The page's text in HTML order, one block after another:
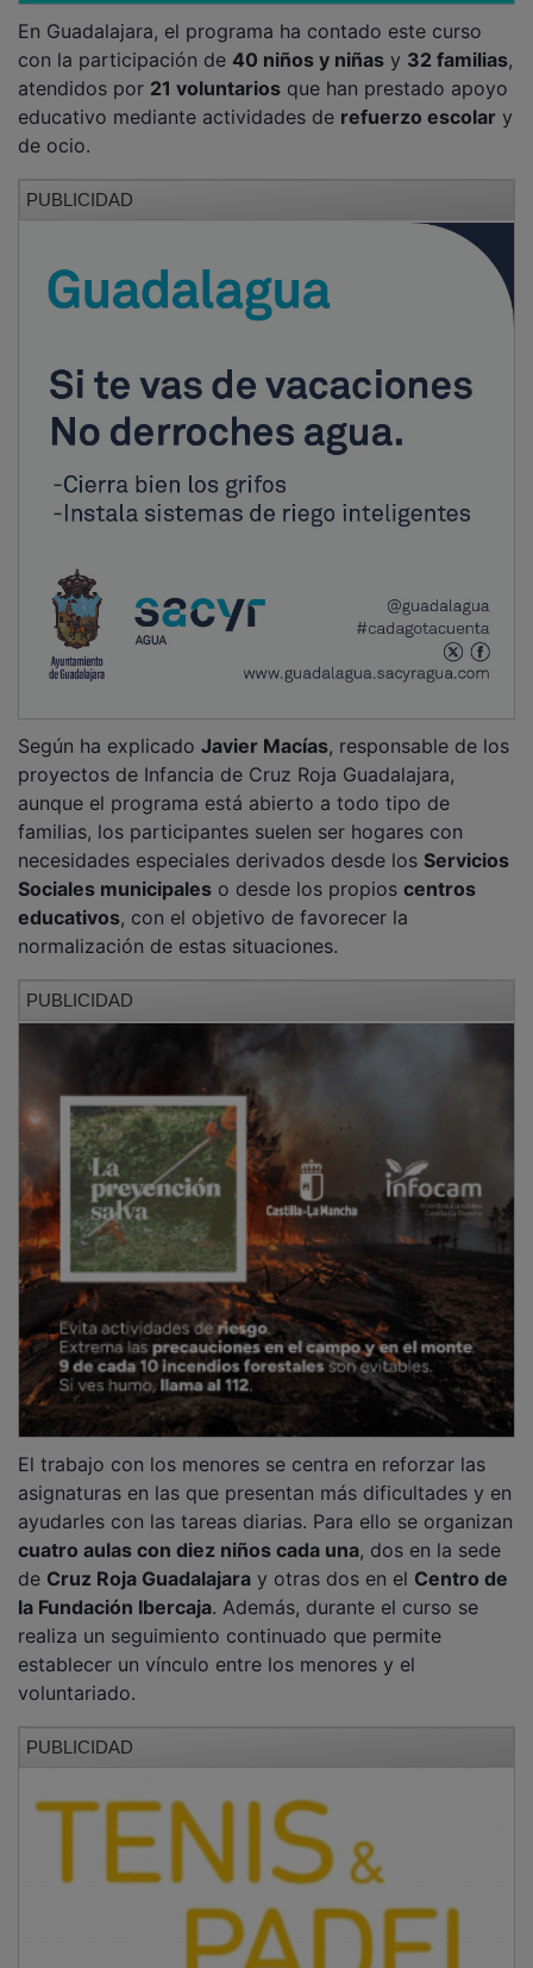
con la participación de 40 niños y niñas y32 familias
atendidos por21 voluntariosque han prestado apoyo
educativo mediante actividades derefuerzo escolar y
de ocio.
proyectos de Infancia de Cruz Roja Guadalajara,
aunque el programa está abierto a todo tipo de
familias, los participantes suelen ser hogares con
necesidades especiales derivados desde los Servicios
Sociales municipaleso desde los propioscentros
educativos, con el objetivo de favorecer la
normalización de estas situaciones.
asignaturas en las que presentan más dificultades y en
ayudarles con las tareas diarias. Para ello se organizan
cuatro aulas con diez niños cada una , dos en la sede
deCruz Roja Guadalajaray otras dos en elCentro de
la Fundación Ibercaja. Además, durante el curso se
realiza un seguimiento continuado que permite
establecer un vínculo entre los menores y el
voluntariado.